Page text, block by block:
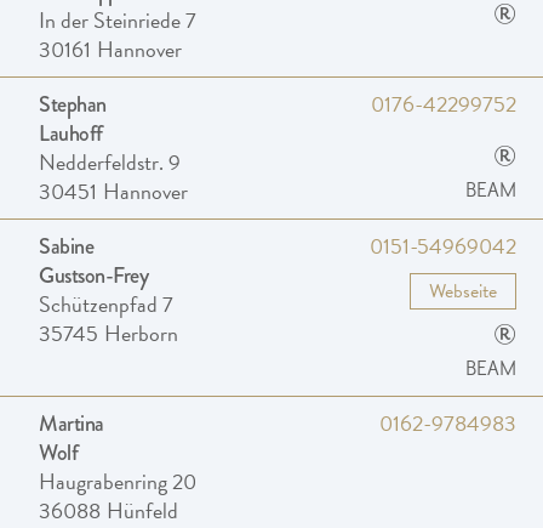
In der Steinriede 7
30161 Hannover
®
Stephan
Lauhoff
Nedderfeldstr. 9
30451 Hannover
0176-42299752
®
BEAM
Sabine
Gustson-Frey
Schützenpfad 7
35745 Herborn
0151-54969042
Webseite
®
BEAM
Martina
Wolf
Haugrabenring 20
36088 Hünfeld
0162-9784983